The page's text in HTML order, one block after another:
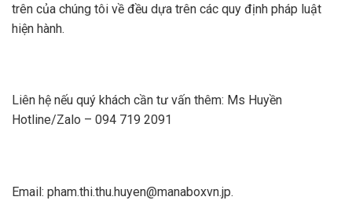
trên của chúng tôi về đều dựa trên các quy định pháp luật
hiện hành.
Liên hệ nếu quý khách cần tư vấn thêm: Ms Huyền
Hotline/Zalo – 094 719 2091
Email: pham.thi.thu.huyen@manaboxvn.jp.